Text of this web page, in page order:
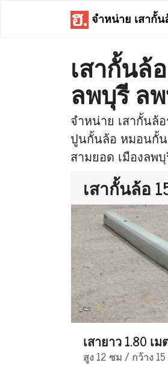
จำหน่าย เสากั้
เสากั้นล้
ลพบุรี ล
จำหน่าย เสากั้นล้
ปูนกั้นล้อ หมอนกั้
สามยอด เมืองลพ
เสากั้นล้อ
เสายาว 1.80 เ
สูง 12 ซม / กว้าง